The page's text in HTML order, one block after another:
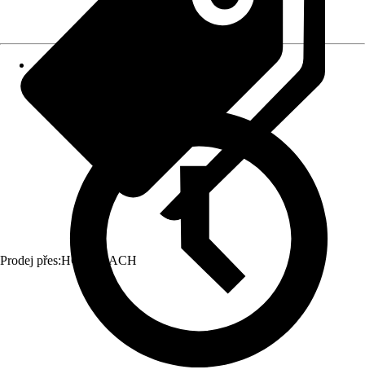
Prodej přes:HORNBACH